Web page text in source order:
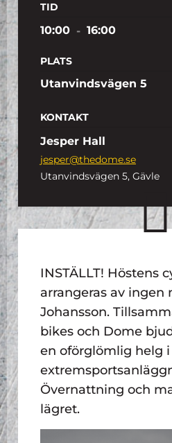
TID
10:00 - 16:00
PLATS
Utanvindsvägen 5
KONTAKT
Jesper Hall
jesper@thedome.se
Utanvindsvägen 5, Gävle
INSTÄLLT! Höstens
arrangeras av ingen
Johansson.
bikes och Dome
en oförglömlig helg
Övernattning och
lägret.